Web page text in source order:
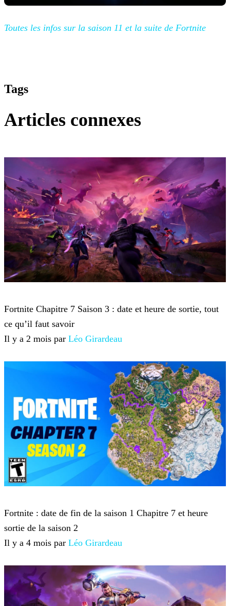
Toutes les infos sur la saison 11 et la suite de Fortnite
Tags
Articles connexes
Fortnite Chapitre 7 Saison 3 : date et heure de sortie, tout
ce qu’il faut savoir
Il y a 2 mois par Léo Girardeau
Fortnite : date de fin de la saison 1 Chapitre 7 et heure
sortie de la saison 2
Il y a 4 mois par Léo Girardeau